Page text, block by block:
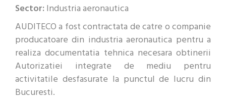
Sector:Industria aeronautica
AUDITECO a fost contractata de catre o companie
producatoare din industria aeronautica pentru a
realiza documentatia tehnica necesara obtinerii
Autorizatiei integrate de mediu pentru
activitatile desfasurate la punctul de lucru din
Bucuresti.